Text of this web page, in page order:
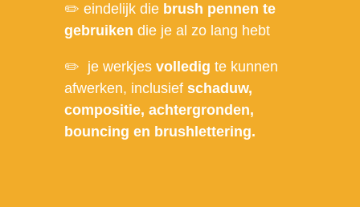
✏️ eindelijk die brush pennen te
gebruiken die je al zo lang hebt
✏️ je werkjes volledig te kunnen
afwerken, inclusief schaduw,
compositie, achtergronden,
bouncing en brushlettering.